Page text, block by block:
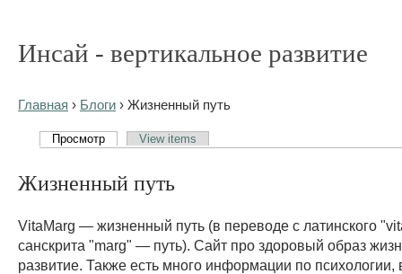
Инсай - вертикальное развитие
Главная › Блоги › Жизненный путь
Просмотр View items
Жизненный путь
VitaMarg — жизненный путь (в переводе с латинского
санскрита "marg" — путь). Сайт про здоровый образ
развитие. Также есть много информации по психологии,